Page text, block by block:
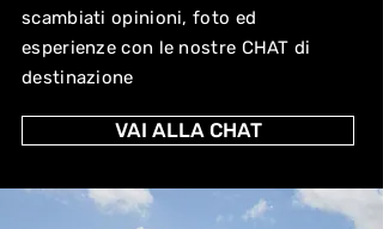
scambiati opinioni, foto ed
esperienze con le nostre CHAT di
destinazione
VAI ALLA CHAT